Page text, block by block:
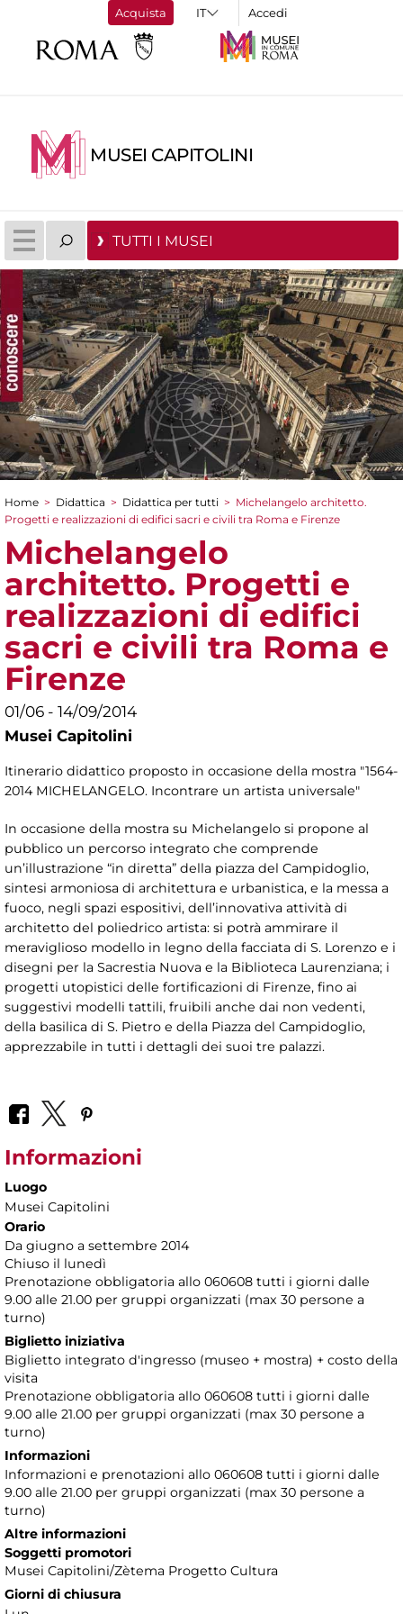
Acquista Accedi
MUSEI CAPITOLINI
TUTTI I MUSEI
Tu sei qui
Home > Didattica > Didattica per tutti > Michelangelo architetto.
Progetti e realizzazioni di edifici sacri e civili tra Roma e Firenze
Michelangelo
architetto. Progetti e
realizzazioni di edifici
sacri e civili tra Roma e
Firenze
01/06 - 14/09/2014
Musei Capitolini
Itinerario didattico proposto in occasione della mostra "1564-
2014 MICHELANGELO. Incontrare un artista universale"
In occasione della mostra su Michelangelo si propone al
pubblico un percorso integrato che comprende
un’illustrazione “in diretta” della piazza del Campidoglio,
sintesi armoniosa di architettura e urbanistica, e la messa a
fuoco, negli spazi espositivi, dell’innovativa attività di
architetto del poliedrico artista: si potrà ammirare il
meraviglioso modello in legno della facciata di S. Lorenzo e i
disegni per la Sacrestia Nuova e la Biblioteca Laurenziana; i
progetti utopistici delle fortificazioni di Firenze, fino ai
suggestivi modelli tattili, fruibili anche dai non vedenti,
della basilica di S. Pietro e della Piazza del Campidoglio,
apprezzabile in tutti i dettagli dei suoi tre palazzi.
Informazioni
Luogo
Musei Capitolini
Orario
Da giugno a settembre 2014
Chiuso il lunedì
Prenotazione obbligatoria allo 060608 tutti i giorni dalle
9.00 alle 21.00 per gruppi organizzati (max 30 persone a
turno)
Biglietto iniziativa
Biglietto integrato d'ingresso (museo + mostra) + costo della
visita
Prenotazione obbligatoria allo 060608 tutti i giorni dalle
9.00 alle 21.00 per gruppi organizzati (max 30 persone a
turno)
Informazioni
Informazioni e prenotazioni allo 060608 tutti i giorni dalle
9.00 alle 21.00 per gruppi organizzati (max 30 persone a
turno)
Altre informazioni
Soggetti promotori
Musei Capitolini/Zètema Progetto Cultura
Giorni di chiusura